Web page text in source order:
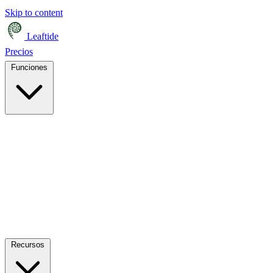
Skip to content
Leaftide
Precios